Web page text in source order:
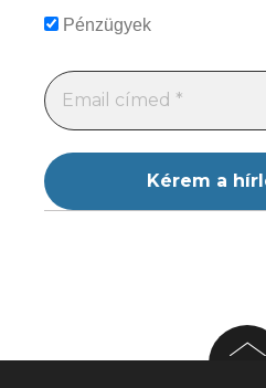
Pénzügyek